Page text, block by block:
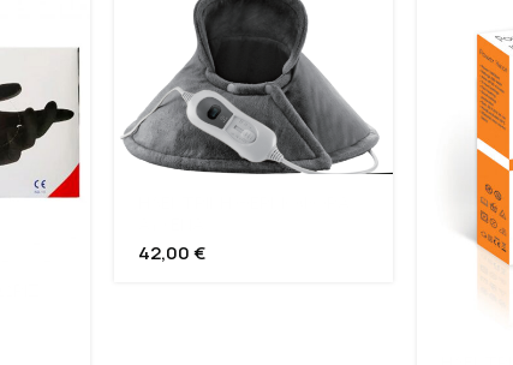
42,00€